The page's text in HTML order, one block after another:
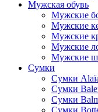
Мужская обувь
Мужские
Мужские
Мужские
Мужские
Мужские
Сумки
Cумки
Сумки
Сумки
Сумки